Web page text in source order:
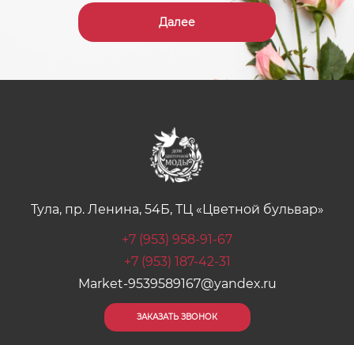
Далее
Тула, пр. Ленина, 54Б, ТЦ «Цветной бульвар»
+7 (953) 958-91-67
+7 (953) 187-42-31
Market-9539589167@yandex.ru
ЗАКАЗАТЬ ЗВОНОК